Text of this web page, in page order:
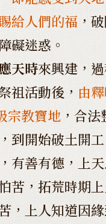
給人們的福 ，
礙迷惑。
天時來興建，
祖活動後， 由
宗教寶地 ，合
到開始破土開
有善有德，上
苦，拓荒時期上
，上人知道因緣